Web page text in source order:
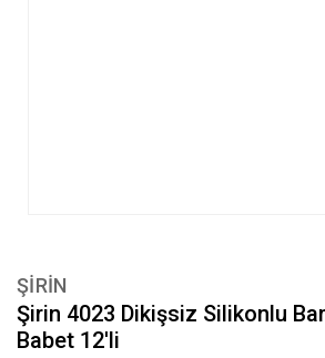
ŞİRİN
Şirin 4023 Dikişsiz Silikonlu
Babet 12'li